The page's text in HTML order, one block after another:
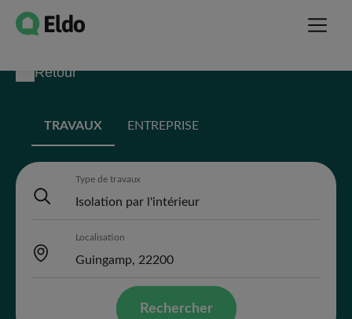
Retour
TRAVAUX ENTREPRISE
Type de travaux
Localisation
Rechercher